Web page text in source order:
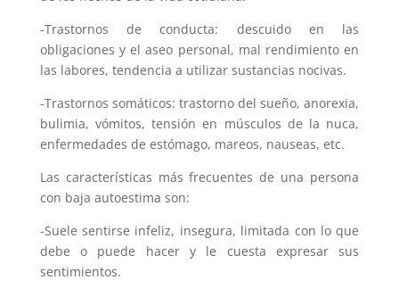
-Trastornos de conducta: descuido en las
obligaciones y el aseo personal, mal rendimiento en
las labores, tendencia a utilizar sustancias nocivas.
-Trastornos somáticos: trastorno del sueño, anorexia,
bulimia, vómitos, tensión en músculos de la nuca,
enfermedades de estómago, mareos, nauseas, etc.
Las características más frecuentes de una persona
con baja autoestima son:
-Suele sentirse infeliz, insegura, limitada con lo que
debe o puede hacer y le cuesta expresar sus
sentimientos.